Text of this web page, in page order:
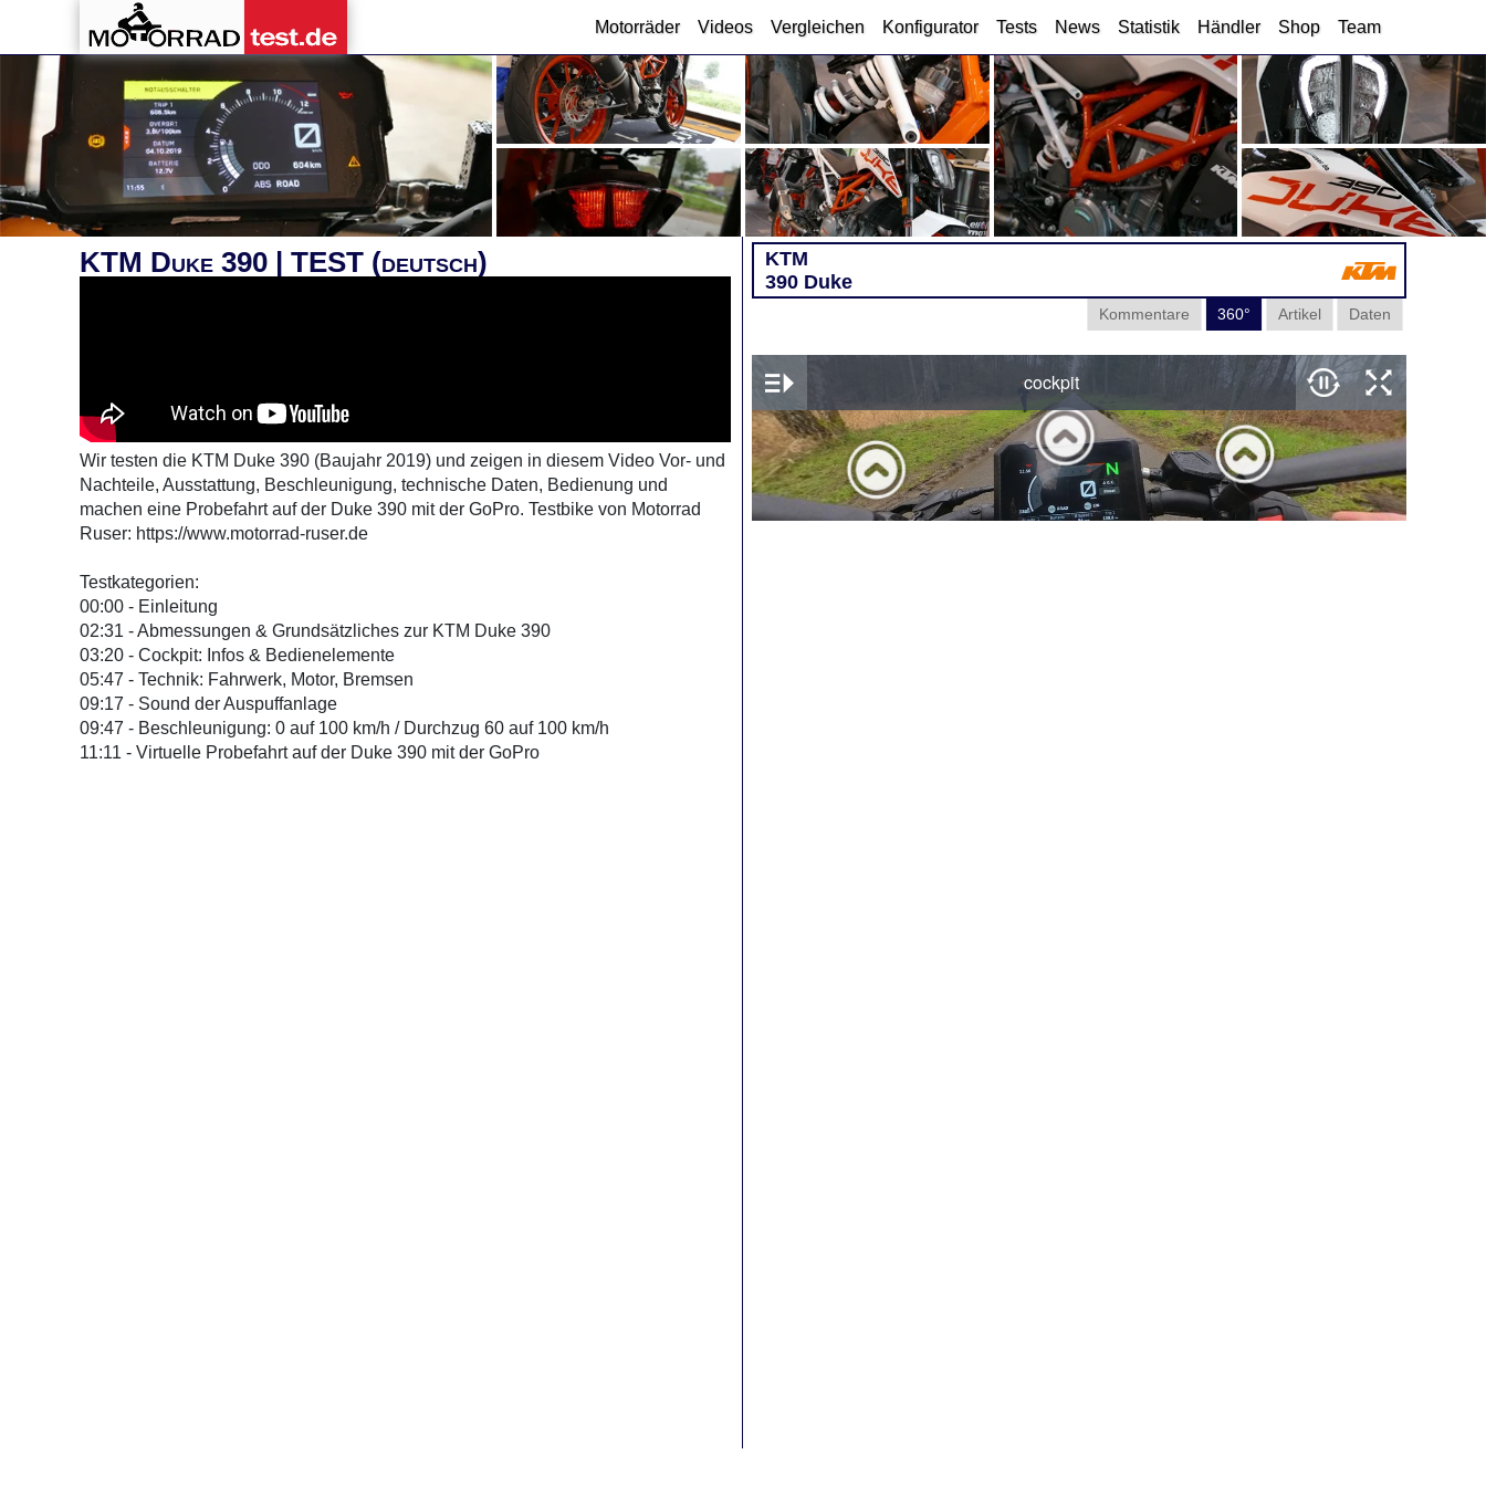
Motorräder Videos Vergleichen Konfigurator Tests News Statistik Händler Shop Team
KTM Duke 390 | TEST (deutsch)
Wir testen die KTM Duke 390 (Baujahr 2019) und zeigen in diesem Video Vor- und
Nachteile, Ausstattung, Beschleunigung, technische Daten, Bedienung und
machen eine Probefahrt auf der Duke 390 mit der GoPro. Testbike von Motorrad
Ruser: https://www.motorrad-ruser.de
Testkategorien:
00:00 - Einleitung
02:31 - Abmessungen & Grundsätzliches zur KTM Duke 390
03:20 - Cockpit: Infos & Bedienelemente
05:47 - Technik: Fahrwerk, Motor, Bremsen
09:17 - Sound der Auspuffanlage
09:47 - Beschleunigung: 0 auf 100 km/h / Durchzug 60 auf 100 km/h
11:11 - Virtuelle Probefahrt auf der Duke 390 mit der GoPro
KTM
390 Duke
Daten
Artikel
360°
Kommentare